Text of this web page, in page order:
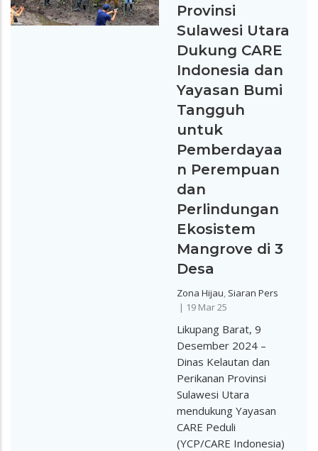
Provinsi
Sulawesi Utara
Dukung CARE
Indonesia dan
Yayasan Bumi
Tangguh
untuk
Pemberdayaa
n Perempuan
dan
Perlindungan
Ekosistem
Mangrove di 3
Desa
Zona Hijau, Siaran Pers
| 19 Mar 25
Likupang Barat, 9
Desember 2024 –
Dinas Kelautan dan
Perikanan Provinsi
Sulawesi Utara
mendukung Yayasan
CARE Peduli
(YCP/CARE Indonesia)